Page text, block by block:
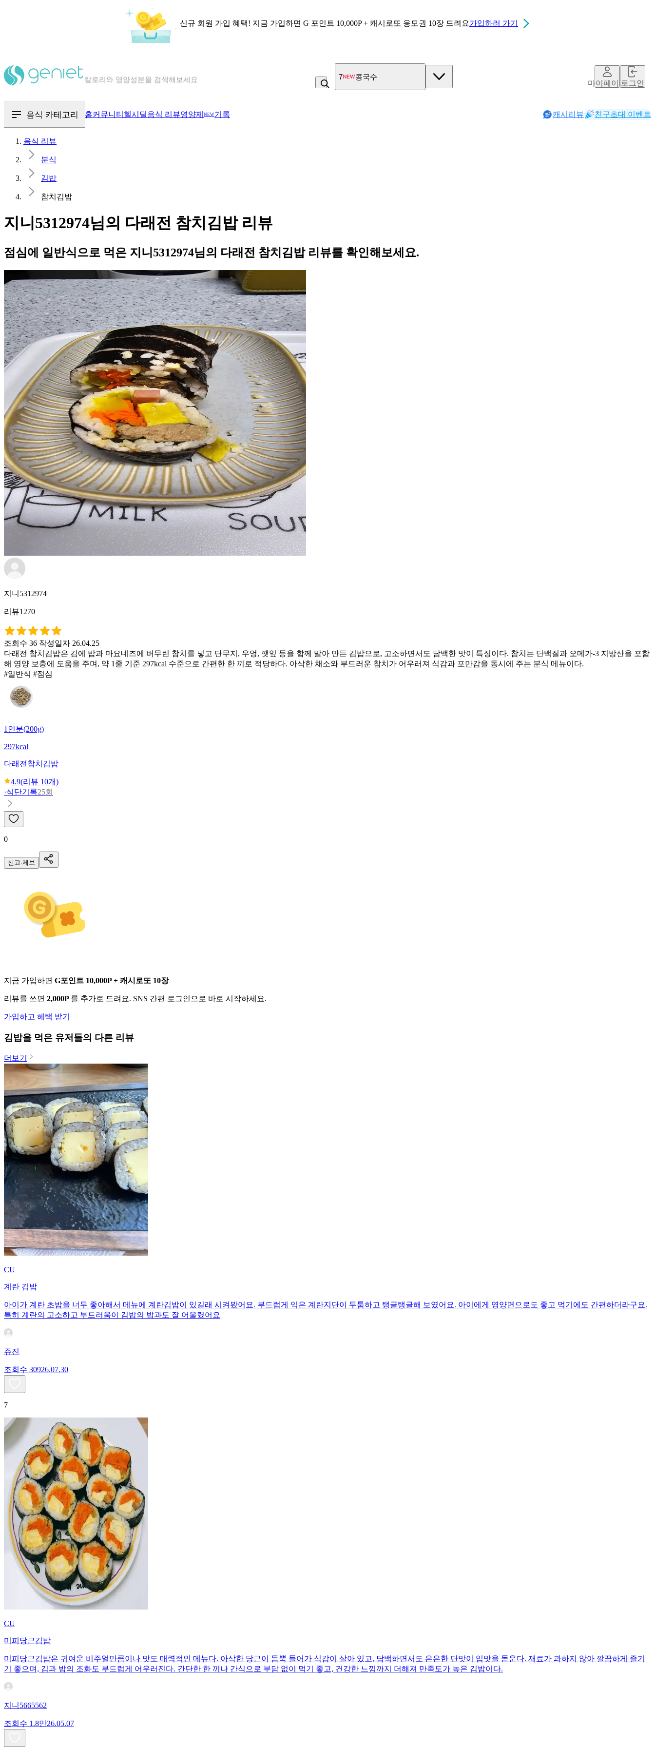
신규 회원 가입 혜택! 지금 가입하면 G 포인트 10,000P + 캐시로또 응모권 10장 드려요가입하러 가기
혈당 · 다이어트 음식 검색해보세요
8 라면
마이페이지로그인
음식 카테고리 홈커뮤니티 헬시딜음식 리뷰영양제 NEW기록 캐시리뷰 친구초대 이벤트
음식 리뷰
분식
김밥
참치김밥
지니5312974님의 다래전 참치김밥 리뷰
점심에 일반식으로 먹은 지니5312974님의 다래전 참치김밥 리뷰를 확인해보세요.
지니5312974
리뷰1270
조회수 36 작성일자 26.04.25
다래전 참치김밥은 김에 밥과 마요네즈에 버무린 참치를 넣고 단무지, 우엉, 깻잎 등을 함께 말아 만든 김밥으로, 고소하면서도 담백한 맛이 특징이다. 참치는 단백질과 오메가-3 지방산을 포함
해 영양 보충에 도움을 주며, 약 1줄 기준 297kcal 수준으로 간편한 한 끼로 적당하다. 아삭한 채소와 부드러운 참치가 어우러져 식감과 포만감을 동시에 주는 분식 메뉴이다.
#일반식 #점심
1인분(200g)
297kcal
다래전 참치김밥
4.9(리뷰 10개)
·식단기록25회
0
신고·제보
지금 가입하면 G포인트 10,000P + 캐시로또 10장
리뷰를 쓰면 2,000P 를 추가로 드려요. SNS 간편 로그인으로 바로 시작하세요.
가입하고 혜택 받기
김밥을 먹은 유저들의 다른 리뷰
더보기
CU
계란 김밥
아이가 계란 초밥을 너무 좋아해서 메뉴에 계란김밥이 있길래 시켜봤어요. 부드럽게 익은 계란지단이 두툼하고 탱글탱글해 보였어요. 아이에게 영양면으로도 좋고 먹기에도 간편하더라구요.
특히 계란의 고소하고 부드러움이 김밥의 밥과도 잘 어울렸어요
쥬진
조회수 30926.07.30
7
CU
미피당근김밥
미피당근김밥은 귀여운 비주얼만큼이나 맛도 매력적인 메뉴다. 아삭한 당근이 듬뿍 들어가 식감이 살아 있고, 담백하면서도 은은한 단맛이 입맛을 돋운다. 재료가 과하지 않아 깔끔하게 즐기
기 좋으며, 김과 밥의 조화도 부드럽게 어우러진다. 간단한 한 끼나 간식으로 부담 없이 먹기 좋고, 건강한 느낌까지 더해져 만족도가 높은 김밥이다.
지니5665562
조회수 1.8만26.05.07